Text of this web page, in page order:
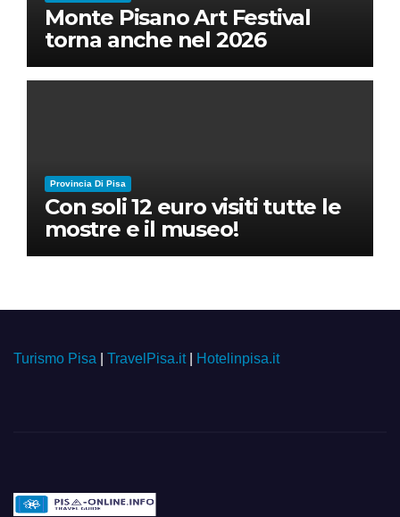
Monte Pisano Art Festival
torna anche nel 2026
Provincia Di Pisa
Con soli 12 euro visiti tutte le
mostre e il museo!
Turismo Pisa TravelPisa.it| Hotelinpisa.it